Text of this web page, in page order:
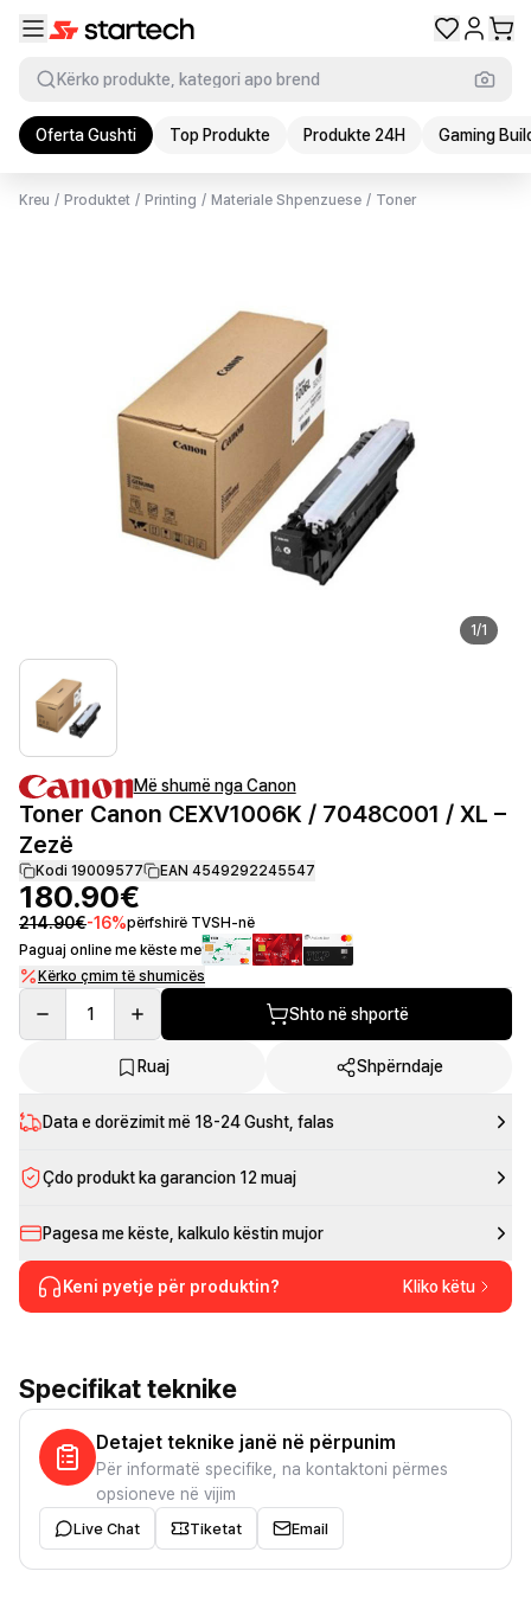
Kërko produkte, kategori apo brend
Oferta Gushti Top Produkte Produkte 24H Gaming
Kreu / Produktet / Printing / Materiale Shpenzuese / Toner
1/1
Më shumë nga Canon
Toner Canon CEXV1006K / 7048C001 / XL –
Zezë
Kodi 19009577 EAN 4549292245547
180.90€
214.90€-16%përfshirë TVSH-në
Paguaj online me këste me
Kërko çmim të shumicës
1 Shto në shportë
Ruaj Shpërndaje
Data e dorëzimit më 18-24 Gusht , falas
Çdo produkt ka garancion 12 muaj
Pagesa me këste, kalkulo këstin mujor
Keni pyetje për produktin? Kliko këtu
Specifikat teknike
Detajet teknike janë në përpunim
Për informatë specifike, na kontaktoni përmes
opsioneve në vijim
Live Chat Tiketat Email